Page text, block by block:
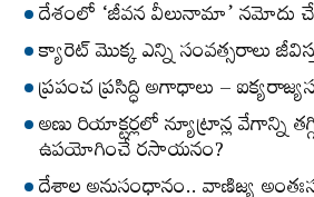
దేశంలో ‘జీవన వీలునామా’ నమోదు
క్యారెట్‌ మొక్క ఎన్ని సంవత్సరాలు
ప్రపంచ ప్రసిద్ధి అగాధాలు –
అణు రియాక్టర్లలో న్యూట్రాన్ల వేగాన్ని
ఉపయోగించే రసాయనం?